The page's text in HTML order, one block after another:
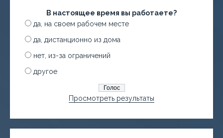
В настоящее время вы работаете?
да, на своем рабочем месте
да, дистанционно из дома
нет, из-за ограничений
другое
Просмотреть результаты